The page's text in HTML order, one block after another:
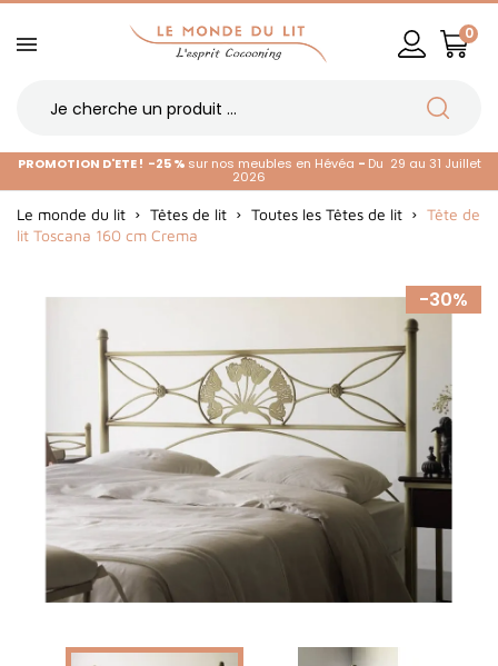
0
PROMOTION D'ETE ! -25 % sur nos meubles en Hévéa - Du 29 au 31 Juillet
2026
Le monde du lit Têtes de lit Toutes les Têtes de lit
Tête de
lit Toscana 160 cm Crema
-30%